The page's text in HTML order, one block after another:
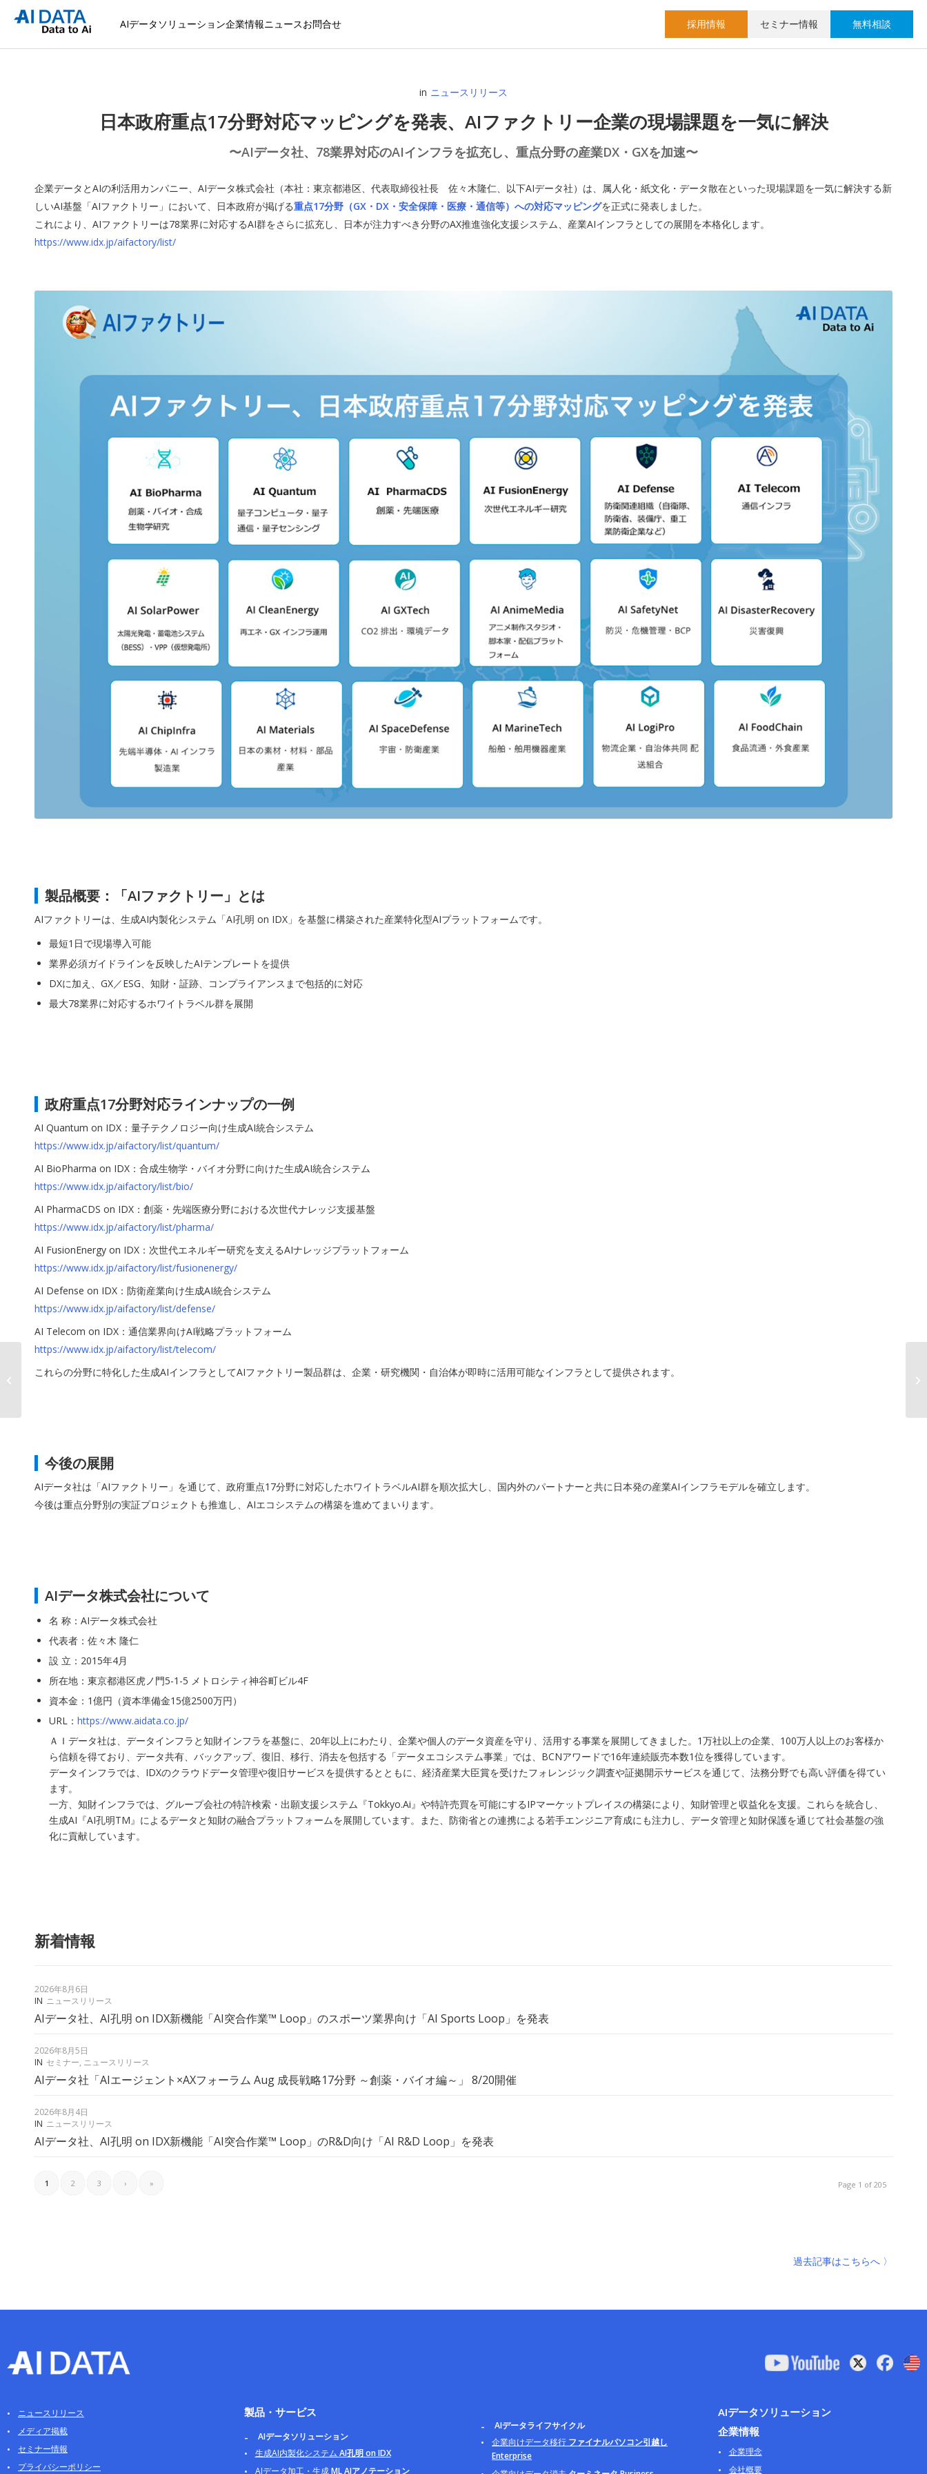
AIデータソリューション企業情報ニュースお問合せ 採用情報 セミナー情報 無料相談
in ニュースリリース
日本政府重点17分野対応マッピングを発表、AIファクトリー企業の現場課題を一気に解決
〜AIデータ社、78業界対応のAIインフラを拡充し、重点分野の産業DX・GXを加速〜
企業データとAIの利活用カンパニー、AIデータ株式会社（本社：東京都港区、代表取締役社長 佐々木隆仁、以下AIデータ社）は、属人化・紙文化・データ散在といった現場課題を一気に解決する新
しいAI基盤「AIファクトリー」において、日本政府が掲げる重点17分野（GX・DX・安全保障・医療・通信等）への対応マッピングを正式に発表しました。
これにより、AIファクトリーは78業界に対応するAI群をさらに拡充し、日本が注力すべき分野のAX推進強化支援システム、産業AIインフラとしての展開を本格化します。
https://www.idx.jp/aifactory/list/
製品概要：「AIファクトリー」とは
AIファクトリーは、生成AI内製化システム「AI孔明 on IDX」を基盤に構築された産業特化型AIプラットフォームです。
最短1日で現場導入可能
業界必須ガイドラインを反映したAIテンプレートを提供
DXに加え、GX／ESG、知財・証跡、コンプライアンスまで包括的に対応
最大78業界に対応するホワイトラベル群を展開
政府重点17分野対応ラインナップの一例
AI Quantum on IDX：量子テクノロジー向け生成AI統合システム
https://www.idx.jp/aifactory/list/quantum/
AI BioPharma on IDX：合成生物学・バイオ分野に向けた生成AI統合システム
https://www.idx.jp/aifactory/list/bio/
AI PharmaCDS on IDX：創薬・先端医療分野における次世代ナレッジ支援基盤
https://www.idx.jp/aifactory/list/pharma/
AI FusionEnergy on IDX：次世代エネルギー研究を支えるAIナレッジプラットフォーム
https://www.idx.jp/aifactory/list/fusionenergy/
AI Defense on IDX：防衛産業向け生成AI統合システム
https://www.idx.jp/aifactory/list/defense/
AI Telecom on IDX：通信業界向けAI戦略プラットフォーム
https://www.idx.jp/aifactory/list/telecom/
これらの分野に特化した生成AIインフラとしてAIファクトリー製品群は、企業・研究機関・自治体が即時に活用可能なインフラとして提供されます。
今後の展開
AIデータ社は「AIファクトリー」を通じて、政府重点17分野に対応したホワイトラベルAI群を順次拡大し、国内外のパートナーと共に日本発の産業AIインフラモデルを確立します。
今後は重点分野別の実証プロジェクトも推進し、AIエコシステムの構築を進めてまいります。
AIデータ株式会社について
名 称：AIデータ株式会社
代表者：佐々木 隆仁
設 立：2015年4月
所在地：東京都港区虎ノ門5-1-5 メトロシティ神谷町ビル4F
資本金：1億円（資本準備金15億2500万円）
URL： https://www.aidata.co.jp/
ＡＩデータ社は、データインフラと知財インフラを基盤に、20年以上にわたり、企業や個人のデータ資産を守り、活用する事業を展開してきました。1万社以上の企業、100万人以上のお客様か
ら信頼を得ており、データ共有、バックアップ、復旧、移行、消去を包括する「データエコシステム事業」では、BCNアワードで16年連続販売本数1位を獲得しています。
データインフラでは、IDXのクラウドデータ管理や復旧サービスを提供するとともに、経済産業大臣賞を受けたフォレンジック調査や証拠開示サービスを通じて、法務分野でも高い評価を得てい
ます。
一方、知財インフラでは、グループ会社の特許検索・出願支援システム『Tokkyo.Ai』や特許売買を可能にするIPマーケットプレイスの構築により、知財管理と収益化を支援。これらを統合し、
生成AI『AI孔明TM』によるデータと知財の融合プラットフォームを展開しています。また、防衛省との連携による若手エンジニア育成にも注力し、データ管理と知財保護を通じて社会基盤の強
化に貢献しています。
新着情報
2026年8月6日
IN ニュースリリース
AIデータ社、AI孔明 on IDX新機能「AI突合作業™︎ Loop」のスポーツ業界向け「AI Sports Loop」を発表
2026年8月5日
IN セミナー, ニュースリリース
AIデータ社「AIエージェント×AXフォーラム Aug 成長戦略17分野 ～創薬・バイオ編～」 8/20開催
2026年8月4日
IN ニュースリリース
AIデータ社、AI孔明 on IDX新機能「AI突合作業™︎ Loop」のR&D向け「AI R&D Loop」を発表
Page 1 of 205
1 2 3 › »
過去記事はこちらへ 〉
「AI CleanEnergy on
ニュースリリース
メディア掲載
セミナー情報
プライバシーポリシー
製品・サービス
AIデータソリューション
生成AI内製化システム AI孔明 on IDX
AIデータ加工・生成ML AIアノテーション
AIデータライフサイクル
企業向けデータ移行 ファイナルパソコン引越し
Enterprise
AIデータソリューション
企業情報
企業理念
会社概要